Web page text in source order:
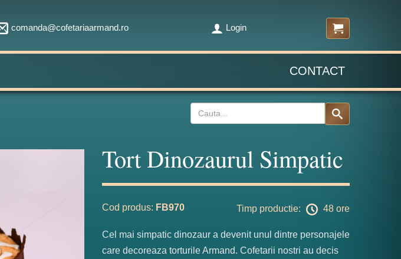
comanda@cofetariaarmand.ro Login
CONTACT
Tort Dinozaurul Simpatic
Cod produs: FB970 Timp productie: 48 ore
Cel mai simpatic dinozaur a devenit unul dintre personajele
care decoreaza torturile Armand. Cofetarii nostri au decis